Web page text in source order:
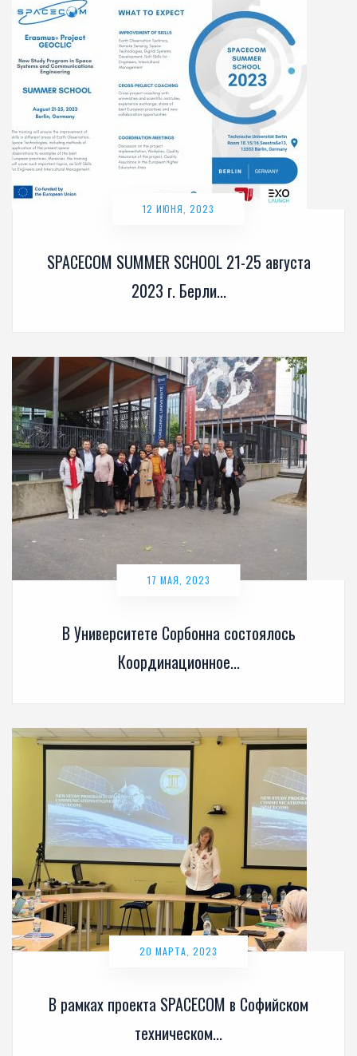
SPACECOM SUMMER SCHOOL 21-25 августа
2023 г. Берли...
12 ИЮНЯ, 2023
В Университете Сорбонна состоялось
Координационное...
17 МАЯ, 2023
В рамках проекта SPACECOM в Софийском
техническом...
20 МАРТА, 2023